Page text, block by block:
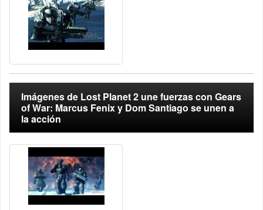
Imágenes de Lost Planet 2 une fuerzas con Gears
of War: Marcus Fenix y Dom Santiago se unen a
la acción